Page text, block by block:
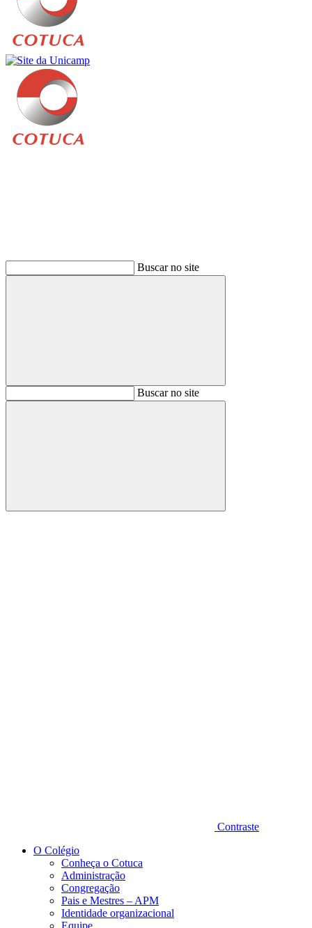
Buscar no site
BuscarBuscar no site
Buscar
Contraste
O Colégio
Conheça o Cotuca
Administração
Congregação
Pais e Mestres – APM
Identidade organizacional
Equipe